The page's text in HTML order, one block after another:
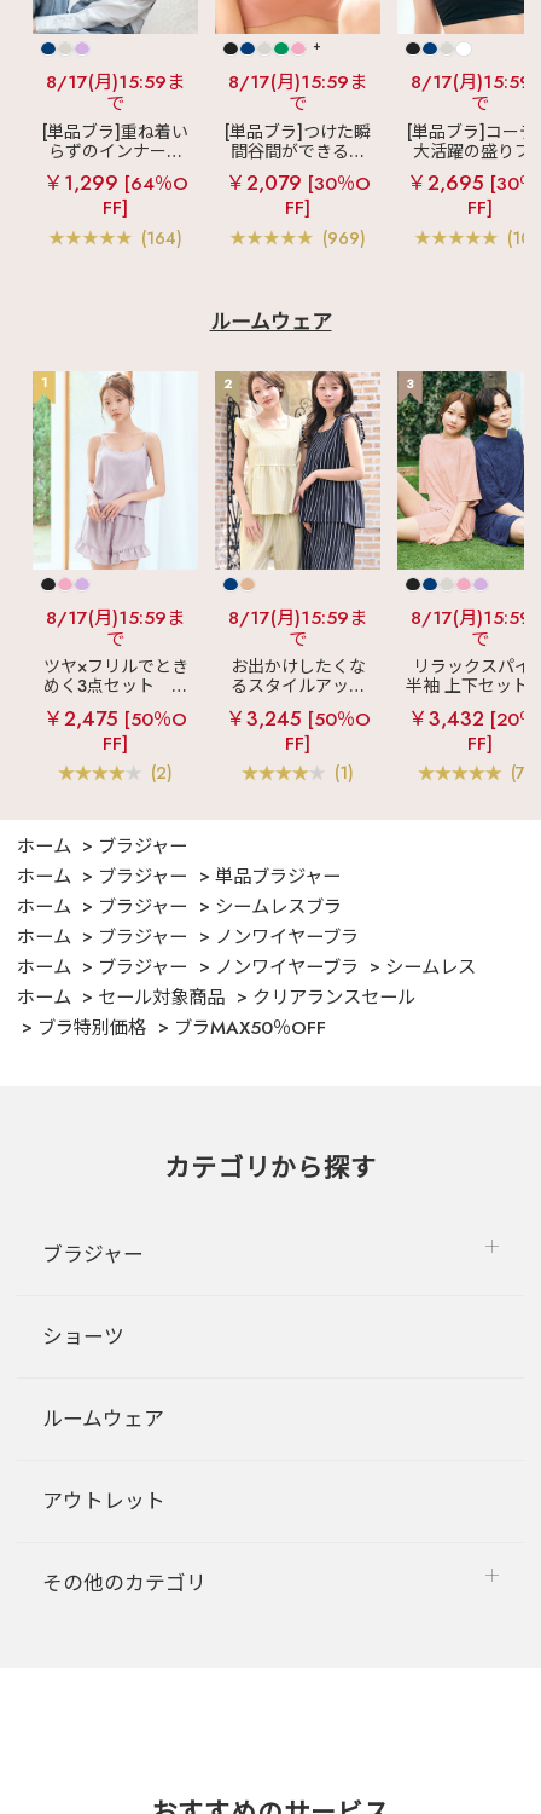
8/17(月)15:59ま
で
[単品ブラ]重ね着い
らずのインナーブ
ラ
リッチバスト
ブラトップ (ワイヤ
ー入り)
￥1,299 [64％O
FF]
(164)
+
8/17(月)15:59ま
で
[単品ブラ]つけた瞬
間谷間ができるシ
ームレスブラ
超
盛ブラ(R) シームレ
ス 単品ブラジャー
￥2,079 [30％O
FF]
(969)
8/17(月)15:59
で
[単品ブラ]コーデ
大活躍の盛りブ
ショートレン
ス ブラトップ 超
ブラ(R) 単品ブ
ャー
￥2,695 [30
FF]
ルームウェア
1
8/17(月)15:59ま
で
ツヤ×フリルでとき
めく3点セット
シ
ルキー ショートパ
ンツ 3点セット
￥2,475 [50％O
FF]
(2)
2
8/17(月)15:59ま
で
お出かけしたくな
るスタイルアップ
見え
ストライプ
フリル ロングパン
ツ 綿混 上下セット
￥3,245 [50％O
FF]
(1)
3
8/17(月)15:59
で
リラックスパイ
半袖 上下セット
女兼用サイズ)
￥3,432 [20
FF]
ホーム
ブラジャー
ホーム
ブラジャー
単品ブラジャー
ホーム
ブラジャー
シームレスブラ
ホーム
ブラジャー
ノンワイヤーブラ
ホーム
ブラジャー ノンワイヤーブラ
シームレス
ホーム
セール対象商品
クリアランスセール
ブラ特別価格
ブラMAX50％OFF
カテゴリから探す
ブラジャー
ショーツ
ルームウェア
アウトレット
その他のカテゴリ